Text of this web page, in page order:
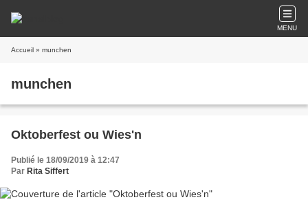
MENU
Accueil » munchen
munchen
Oktoberfest ou Wies'n
Publié le 18/09/2019 à 12:47
Par Rita Siffert